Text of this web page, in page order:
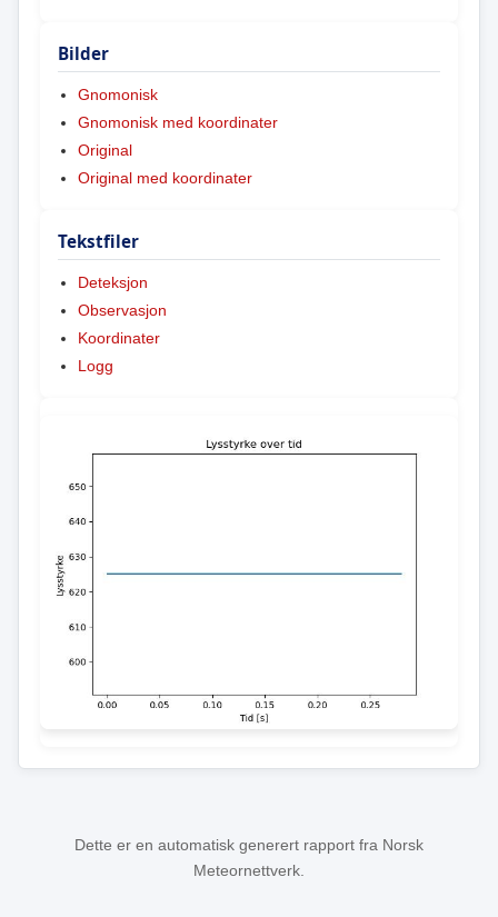
Bilder
Gnomonisk
Gnomonisk med koordinater
Original
Original med koordinater
Tekstfiler
Deteksjon
Observasjon
Koordinater
Logg
Dette er en automatisk generert rapport fra Norsk
Meteornettverk.